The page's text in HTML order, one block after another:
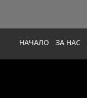
НАЧАЛО ЗА НАС